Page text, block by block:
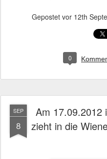
Gepostet vor 12th
0
SEP
8
Am 17.09.2012
zieht in die